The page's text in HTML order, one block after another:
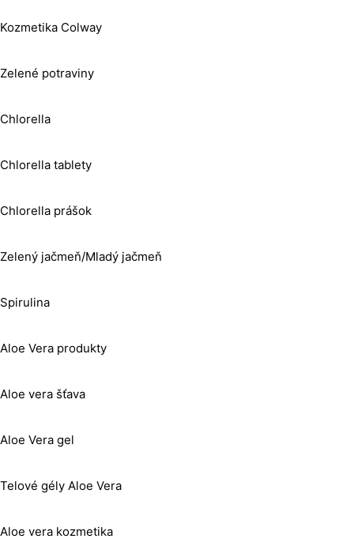
Kozmetika Colway
Zelené potraviny
Chlorella
Chlorella tablety
Chlorella prášok
Zelený jačmeň/Mladý jačmeň
Spirulina
Aloe Vera produkty
Aloe vera šťava
Aloe Vera gel
Telové gély Aloe Vera
Aloe vera kozmetika